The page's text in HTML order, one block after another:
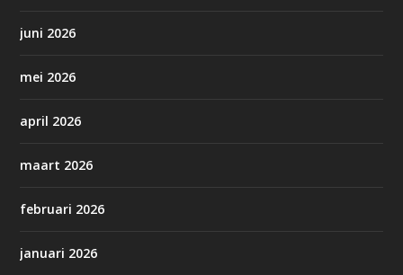
juni 2026
mei 2026
april 2026
maart 2026
februari 2026
januari 2026